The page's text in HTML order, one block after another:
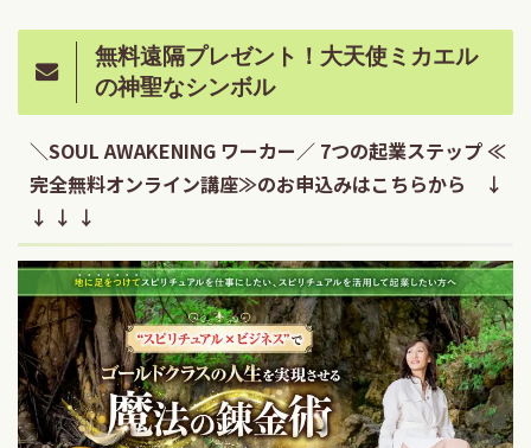
無料遠隔プレゼント！大天使ミカエル
の神聖なシンボル
＼SOUL AWAKENING ワーカー／ 7つの起業ステップ ≪
完全無料オンライン講座≫のお申込みはこちらから ↓
↓ ↓ ↓